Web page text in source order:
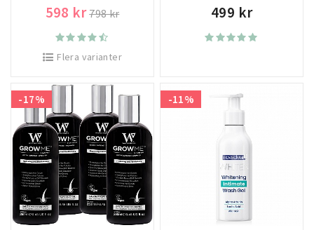
598 kr798 kr
Flera varianter
499 kr
-17% -11%